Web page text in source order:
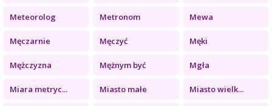
Meteorolog Metronom Mewa
Męczarnie Męczyć Męki
Mężczyzna Mężnym być Mgła
Miara metryc... Miasto małe Miasto wielk...